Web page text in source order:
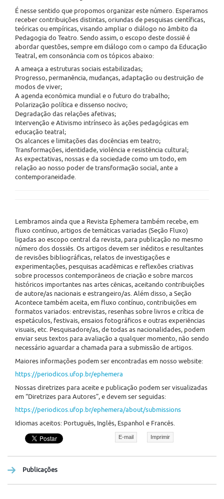
É nesse sentido que propomos organizar este número. Esperamos
receber contribuições distintas, oriundas de pesquisas científicas,
teóricas ou empíricas, visando ampliar o diálogo no âmbito da
Pedagogia do Teatro. Sendo assim, o escopo deste dossiê é
abordar questões, sempre em diálogo com o campo da Educação
Teatral, em consonância com os tópicos abaixo:
A ameaça a estruturas sociais estabilizadas;
Progresso, permanência, mudanças, adaptação ou destruição de
modos de viver;
A agenda econômica mundial e o futuro do trabalho;
Polarização política e dissenso nocivo;
Degradação das relações afetivas;
Intervenção e Ativismo intrínseco às ações pedagógicas em
educação teatral;
Os alcances e limitações das docências em teatro;
Transformações, identidade, violência e resistência cultural;
As expectativas, nossas e da sociedade como um todo, em
relação ao nosso poder de transformação social, ante a
contemporaneidade.
Lembramos ainda que a Revista Ephemera também recebe, em
fluxo contínuo, artigos de temáticas variadas (Seção Fluxo)
ligadas ao escopo central da revista, para publicação no mesmo
número dos dossiês. Os artigos devem ser inéditos e resultantes
de revisões bibliográficas, relatos de investigações e
experimentações, pesquisas acadêmicas e reflexões criativas
sobre processos contemporâneos de criação e sobre marcos
históricos importantes nas artes cênicas, aceitando contribuições
de autore/as nacionais e estrangeiro/as. Além disso, a Seção
Acontece também aceita, em fluxo contínuo, contribuições em
formatos variados: entrevistas, resenhas sobre livros e crítica de
espetáculos, festivais, ensaios fotográficos e outras experiências
visuais, etc. Pesquisadore/as, de todas as nacionalidades, podem
enviar seus textos para avaliação a qualquer momento, não sendo
necessário aguardar a chamada para a submissão de artigos.
Maiores informações podem ser encontradas em nosso website:
https://periodicos.ufop.br/ephemera
Nossas diretrizes para aceite e publicação podem ser visualizadas
em “Diretrizes para Autores”, e devem ser seguidas:
https://periodicos.ufop.br/ephemera/about/submissions
Idiomas aceitos: Português, Inglês, Espanhol e Francês.
E-mail Imprimir
Publicações